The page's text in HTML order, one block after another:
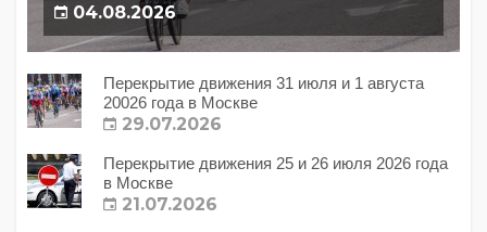
04.08.2026
Перекрытие движения 31 июля и 1 августа
20026 года в Москве
29.07.2026
Перекрытие движения 25 и 26 июля 2026 года
в Москве
21.07.2026